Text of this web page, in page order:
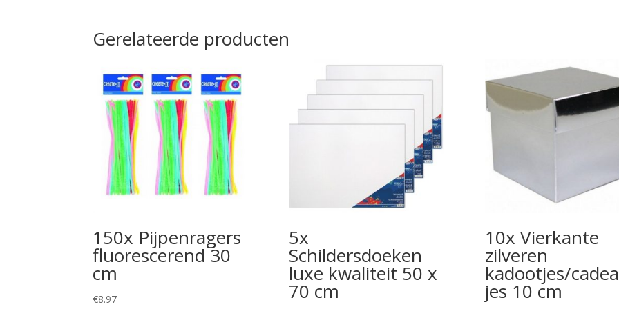
Gerelateerde producten
150x Pijpenragers
fluorescerend 30
cm
€8.97
5x
Schildersdoeken
luxe kwaliteit 50 x
70 cm
10x Vierkante
zilveren
kadootjes/
jes 10 cm